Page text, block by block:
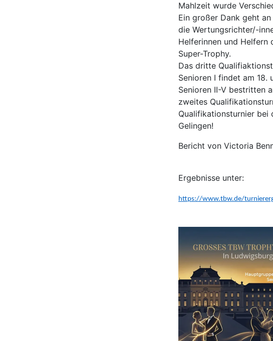
Mahlzeit wurde
Ein großer Dank geht
die Wertungsrichter/-
Helferinnen und Helfern
Super-Trophy.
Das dritte
Senioren I findet am 18.
Senioren II-V bestritten
zweites
Qualifikationsturnier bei
Gelingen!
Bericht von Victoria
Ergebnisse unter:
https://www.tbw.de/